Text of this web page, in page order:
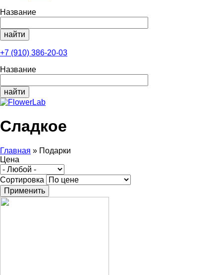
Название
+7 (910) 386-20-03
Название
Сладкое
Вы здесь
Главная » Подарки
Цена
Сортировка